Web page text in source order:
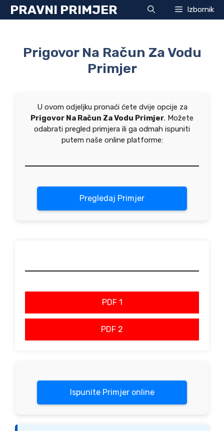
Preskoči
PRAVNI PRIMJER Izbornik
Prigovor Na Račun Za Vodu
Primjer
U ovom odjeljku pronaći ćete dvije opcije za
Prigovor Na Račun Za Vodu Primjer. Možete
odabrati pregled primjera ili ga odmah ispuniti
putem naše online platforme:
Pregledaj Primjer
PDF 1
PDF 2
Ispunite Primjer online